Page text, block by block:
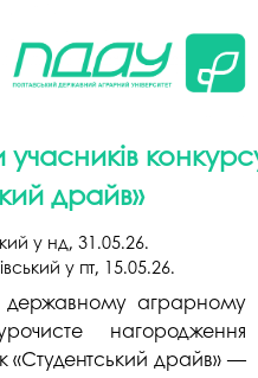
драйв»
у нд, 31.05.26.
у пт, 15.05.26.
державному аграрному
нагородження
«Студентський драйв» —